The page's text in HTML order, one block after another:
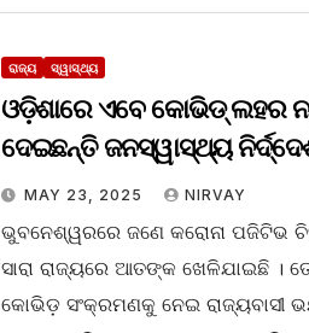
ରାଜ୍ୟ ସ୍ୱାସ୍ଥ୍ୟ
ଓଡ଼ିଶାରେ ଏବେ କୋଭିଡ୍‌ ଲହର
ଦେଇଛନ୍ତି ଜନସ୍ୱାସ୍ଥ୍ୟ
MAY 23, 2025 NIRVAY
ଭୁବନେଶ୍ୱରରେ ଜଣେ କରୋନା ପଜିଟିଭ
ସାରା ରାଜ୍ୟରେ ଆତଙ୍କ ଖେଳିଯାଇଛି ।
କୋଭିଡ଼ ସଂକ୍ରମଣକୁ ନେଇ ରାଜ୍ୟବାସୀ